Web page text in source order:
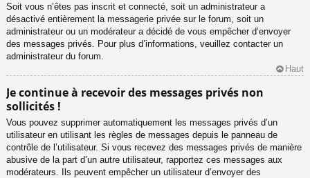
Soit vous n’êtes pas inscrit et connecté, soit un administrateur a
désactivé entièrement la messagerie privée sur le forum, soit un
administrateur ou un modérateur a décidé de vous empêcher d’envoyer
des messages privés. Pour plus d’informations, veuillez contacter un
administrateur du forum.
Haut
Je continue à recevoir des messages privés non
sollicités !
Vous pouvez supprimer automatiquement les messages privés d’un
utilisateur en utilisant les règles de messages depuis le panneau de
contrôle de l’utilisateur. Si vous recevez des messages privés de manière
abusive de la part d’un autre utilisateur, rapportez ces messages aux
modérateurs. Ils peuvent empêcher un utilisateur d’envoyer des